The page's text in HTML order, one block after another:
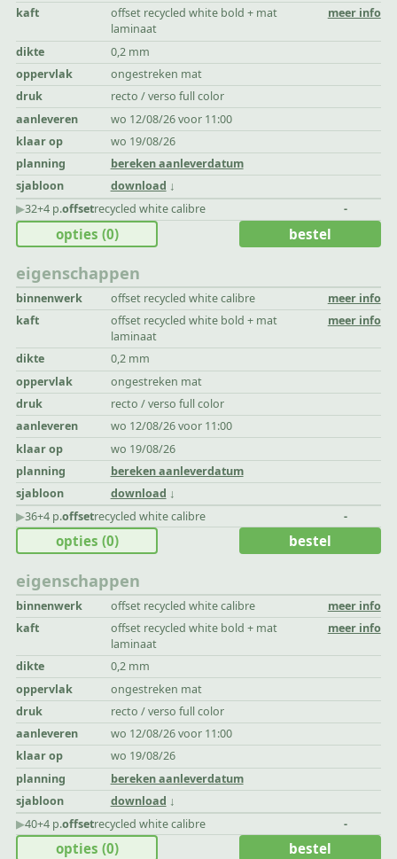
kaft
offset recycled white bold + mat
laminaat
meer info
dikte
0,2 mm
oppervlak
ongestreken mat
druk
recto / verso full color
aanleveren
wo 12/08/26 voor 11:00
klaar op
wo 19/08/26
planning
bereken aanleverdatum
sjabloon
download
▶︎32+4 p.offsetrecycled white calibre -
eigenschappen
binnenwerk offset recycled white calibre
meer info
kaft
offset recycled white bold + mat
laminaat
meer info
dikte
0,2 mm
oppervlak
ongestreken mat
druk
recto / verso full color
aanleveren
wo 12/08/26 voor 11:00
klaar op
wo 19/08/26
planning
bereken aanleverdatum
sjabloon
download
opties (0) bestel
▶︎36+4 p.offsetrecycled white calibre -
eigenschappen
binnenwerk offset recycled white calibre
meer info
kaft
offset recycled white bold + mat
laminaat
meer info
dikte
0,2 mm
oppervlak
ongestreken mat
druk
recto / verso full color
aanleveren
wo 12/08/26 voor 11:00
klaar op
wo 19/08/26
planning
bereken aanleverdatum
sjabloon
download
opties (0) bestel
▶︎40+4 p.offsetrecycled white calibre -
opties (0) bestel